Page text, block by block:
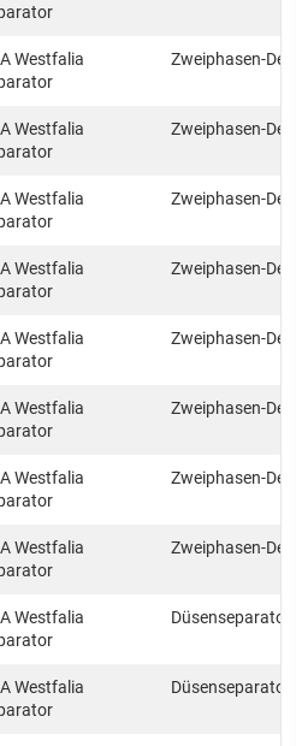
Westfalia
Zweiphasen-
Westfalia
Zweiphasen-
Westfalia
Zweiphasen-
Westfalia
Zweiphasen-
Westfalia
Zweiphasen-
Westfalia
Zweiphasen-
Westfalia
Zweiphasen-
Westfalia
Zweiphasen-
Westfalia
Westfalia